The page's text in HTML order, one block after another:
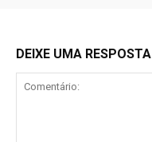
DEIXE UMA RESPOSTA